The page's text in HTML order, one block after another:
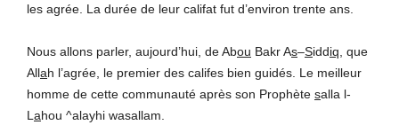
les agrée. La durée de leur califat fut d’environ trente ans.
Nous allons parler, aujourd’hui, de Abou Bakr As–Siddiq , que
Allah l’agrée, le premier des califes bien guidés. Le meilleur
homme de cette communauté après son Prophète salla l-
L ahou ^alayhi wasallam.